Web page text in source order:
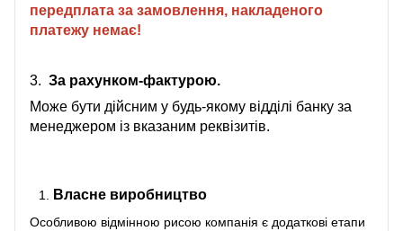
передплата за замовлення, накладеного
платежу немає!
3. За рахунком-фактурою.
Може бути дійсним у будь-якому відділі банку за
менеджером із вказаним реквізитів.
Власне виробництво
Особливою відмінною рисою компанія є додаткові етапи